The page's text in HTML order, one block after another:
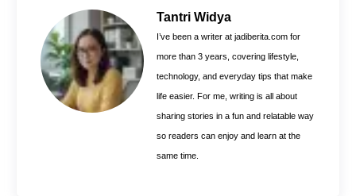
k
e
s
t
A
p
p
Tantri Widya
I’ve been a writer at jadiberita.com for
more than 3 years, covering lifestyle,
technology, and everyday tips that make
life easier. For me, writing is all about
sharing stories in a fun and relatable way
so readers can enjoy and learn at the
same time.